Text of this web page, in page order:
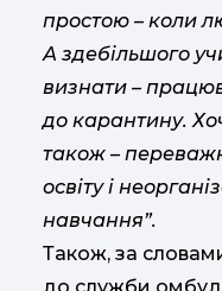
простою – коли
А здебільшого
визнати –
до карантину.
також –
освіту і
навчання”.
Також, за
до служби